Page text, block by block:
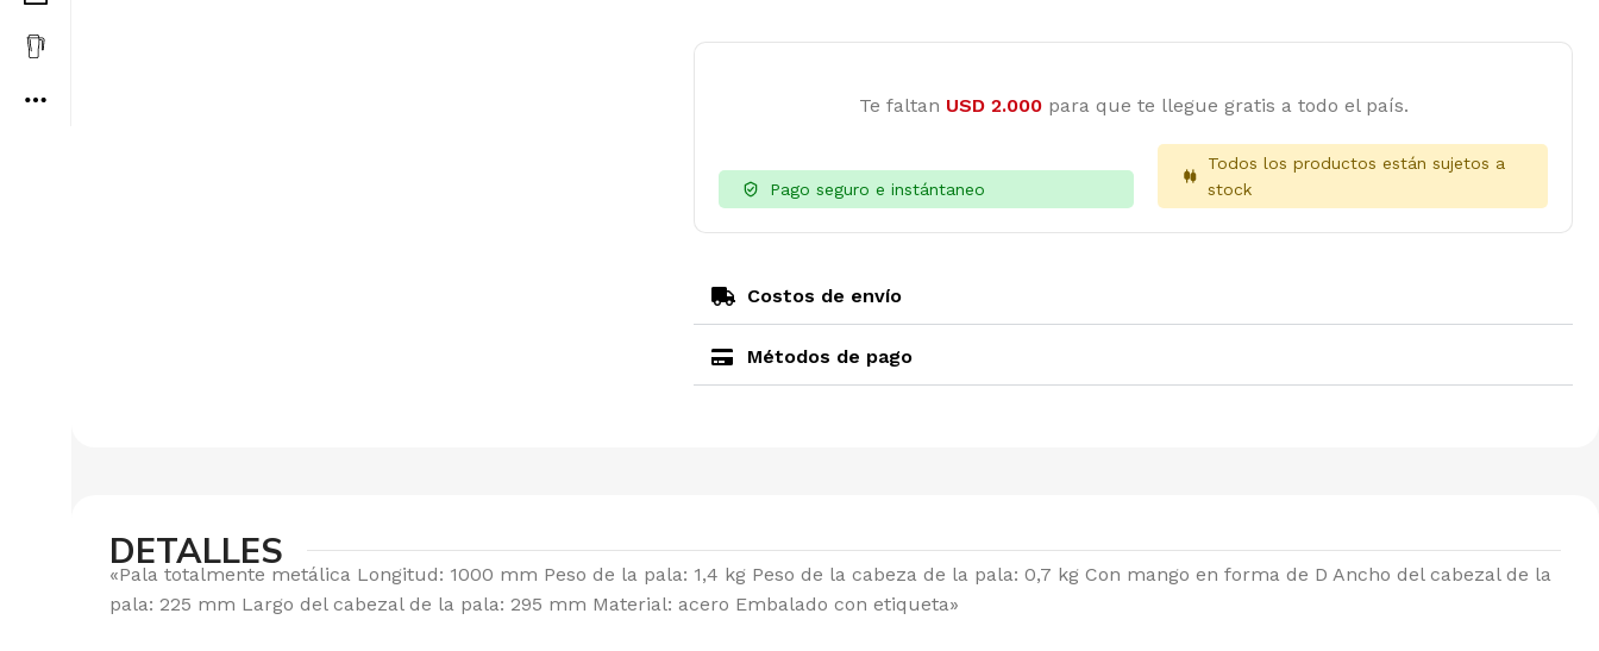
Te faltan USD2.000para que te llegue gratis a todo el país.
Pago seguro e instántaneo
Todos los productos están sujetos a
stock
Costos de envío
Métodos de pago
DETALLES
«Pala totalmente metálica Longitud: 1000 mm Peso de la pala: 1,4 kg Peso de la cabeza de la pala: 0,7 kg Con mango en forma de D Ancho del cabezal de la
pala: 225 mm Largo del cabezal de la pala: 295 mm Material: acero Embalado con etiqueta»